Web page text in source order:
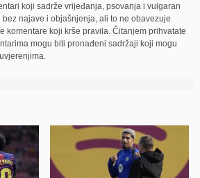
koji sadrže vrijeđanja, psovanja i vulgaran
najave i objašnjenja, ali to ne obavezuje
komentare koji krše pravila. Čitanjem prihvatate
mogu biti pronađeni sadržaji koji mogu